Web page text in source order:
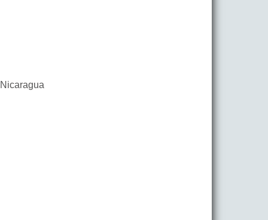
Nicaragua